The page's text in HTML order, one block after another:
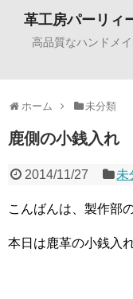
革工房パーリ
高品質なハンドメ
ホーム 未分類
鹿側の小銭入れ
2014/11/27 未
こんばんは、製作部
本日は鹿革の小銭入